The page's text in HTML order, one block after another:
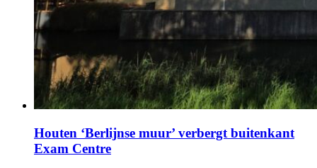
Houten ‘Berlijnse muur’ verbergt buitenkant
Exam Centre